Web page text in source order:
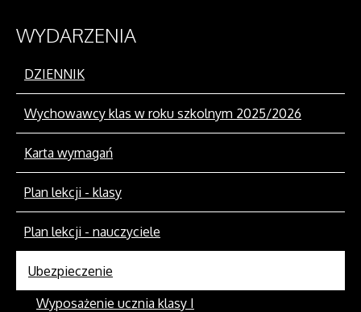
WYDARZENIA
DZIENNIK
Wychowawcy klas w roku szkolnym 2025/2026
Karta wymagań
Plan lekcji - klasy
Plan lekcji - nauczyciele
Ubezpieczenie
Wyposażenie ucznia klasy I